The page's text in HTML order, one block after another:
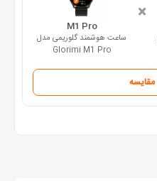
×
M1 Pro
ساعت هوشمند گلوریمی مدل
Glorimi M1 Pro
مقایسه